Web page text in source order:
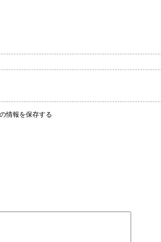
情報を保存する